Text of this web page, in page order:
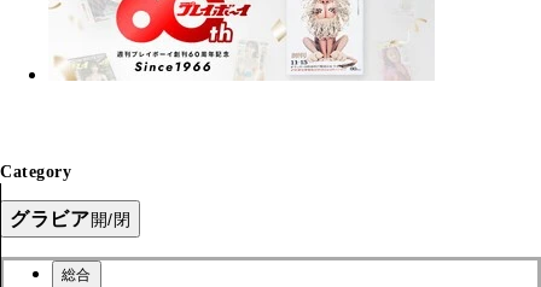
Category
グラビア開/閉
総合